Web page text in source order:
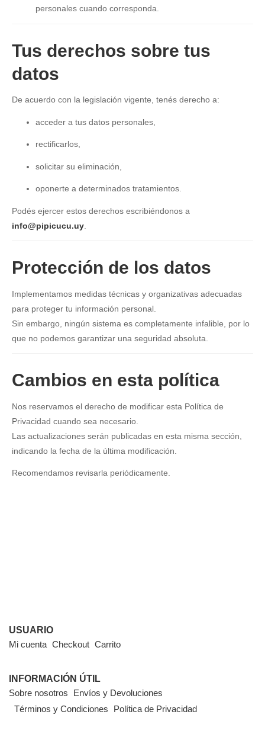
personales cuando corresponda.
Tus derechos sobre tus
datos
De acuerdo con la legislación vigente, tenés derecho a:
acceder a tus datos personales,
rectificarlos,
solicitar su eliminación,
oponerte a determinados tratamientos.
Podés ejercer estos derechos escribiéndonos a
info@pipicucu.uy
Protección de los datos
Implementamos medidas técnicas y organizativas adecuadas
para proteger tu información personal.
Sin embargo, ningún sistema es completamente infalible, por lo
que no podemos garantizar una seguridad absoluta.
Cambios en esta política
Nos reservamos el derecho de modificar esta Política de
Privacidad cuando sea necesario.
Las actualizaciones serán publicadas en esta misma sección,
indicando la fecha de la última modificación.
Recomendamos revisarla periódicamente.
USUARIO
Mi cuenta Checkout Carrito
INFORMACIÓN ÚTIL
Sobre nosotros
Envíos y Devoluciones
Términos y Condiciones
Política de Privacidad